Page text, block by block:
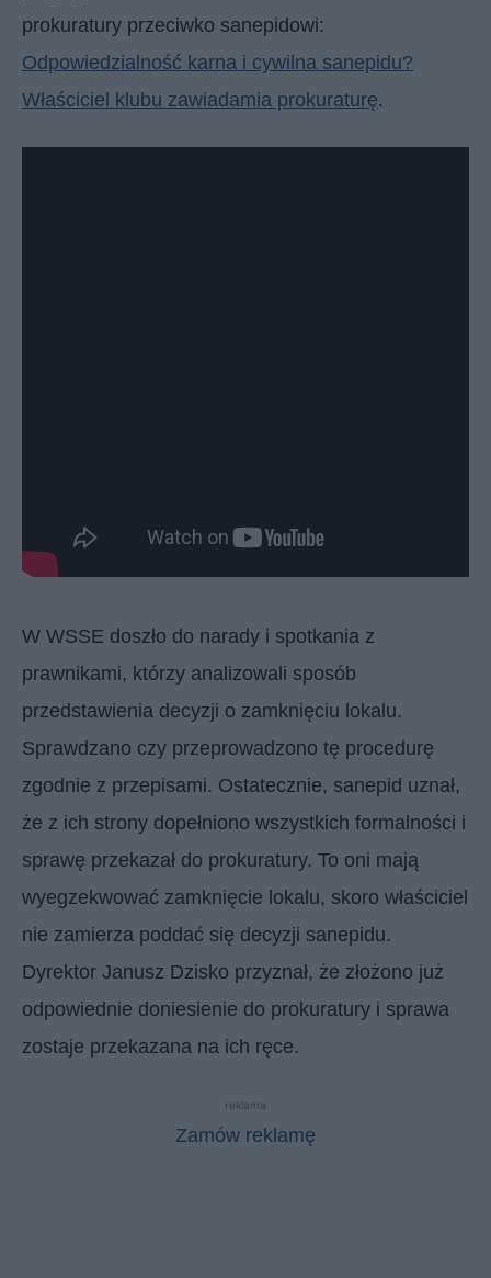
prokuratury przeciwko sanepidowi:
Odpowiedzialność karna i cywilna sanepidu?
Właściciel klubu zawiadamia prokuraturę.
W WSSE doszło do narady i spotkania z
prawnikami, którzy analizowali sposób
przedstawienia decyzji o zamknięciu lokalu.
Sprawdzano czy przeprowadzono tę procedurę
zgodnie z przepisami. Ostatecznie, sanepid uznał,
że z ich strony dopełniono wszystkich formalności i
sprawę przekazał do prokuratury. To oni mają
wyegzekwować zamknięcie lokalu, skoro właściciel
nie zamierza poddać się decyzji sanepidu.
Dyrektor Janusz Dzisko przyznał, że złożono już
odpowiednie doniesienie do prokuratury i sprawa
zostaje przekazana na ich ręce.
reklama
Zamów reklamę